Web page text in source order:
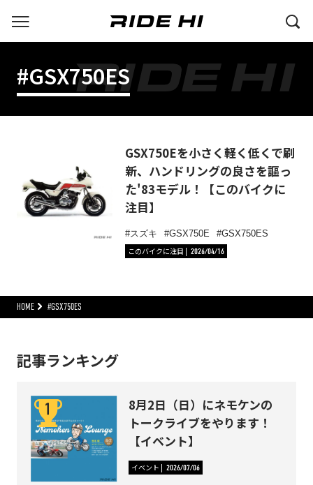
#GSX750ES
GSX750Eを小さく軽く低くで刷
新、ハンドリングの良さを謳っ
た'83モデル！【このバイクに
注目】
スズキ GSX750E
GSX750ES
このバイクに注目
2026/04/16
HOME #GSX750ES
記事ランキング
8月2日（日）にネモケンの
トークライブをやります！
【イベント】
イベント 2026/07/06